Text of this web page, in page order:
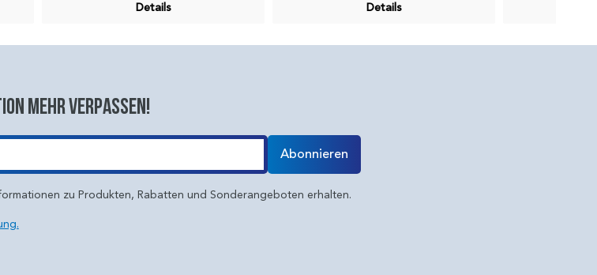
Details Details
mehr verpassen!
Abonnieren
zu Produkten, Rabatten und Sonderangeboten erhalten.